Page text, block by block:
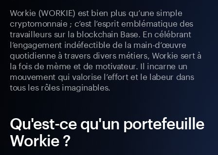
Workie (WORKIE) est bien plus qu’une simple
cryptomonnaie ; c’est l’esprit emblématique des
travailleurs sur la blockchain Base. En célébrant
l’engagement indéfectible de la main-d’œuvre
quotidienne à travers divers métiers, Workie sert à
la fois de mème et de motivateur. Il incarne un
mouvement qui valorise l’effort et le labeur dans
tous les rôles imaginables.
Qu'est-ce qu'un portefeuille
Workie ?